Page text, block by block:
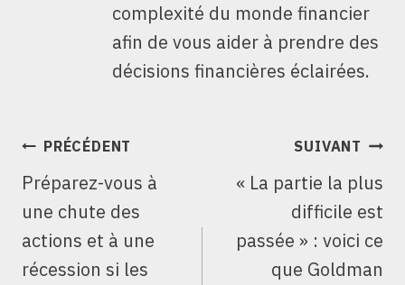
complexité du monde financier
afin de vous aider à prendre des
décisions financières éclairées.
NAVIGATION
L’ARTICLE
PRÉCÉDENT
Préparez-vous à
une chute des
actions et à une
récession si les
SUIVANT
« La partie la plus
difficile est
passée » : voici ce
que Goldman